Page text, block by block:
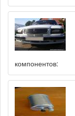
компонентов: